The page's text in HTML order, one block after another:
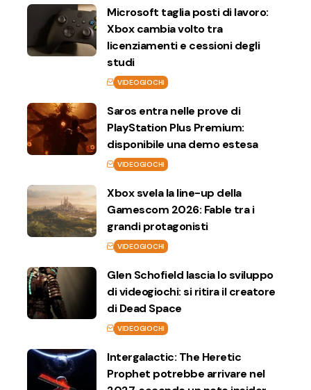
Microsoft taglia posti di lavoro:
Xbox cambia volto tra
licenziamenti e cessioni degli
studi
VIDEOGIOCHI
Saros entra nelle prove di
PlayStation Plus Premium:
disponibile una demo estesa
VIDEOGIOCHI
Xbox svela la line-up della
Gamescom 2026: Fable tra i
grandi protagonisti
VIDEOGIOCHI
Glen Schofield lascia lo sviluppo
di videogiochi: si ritira il creatore
di Dead Space
VIDEOGIOCHI
Intergalactic: The Heretic
Prophet potrebbe arrivare nel